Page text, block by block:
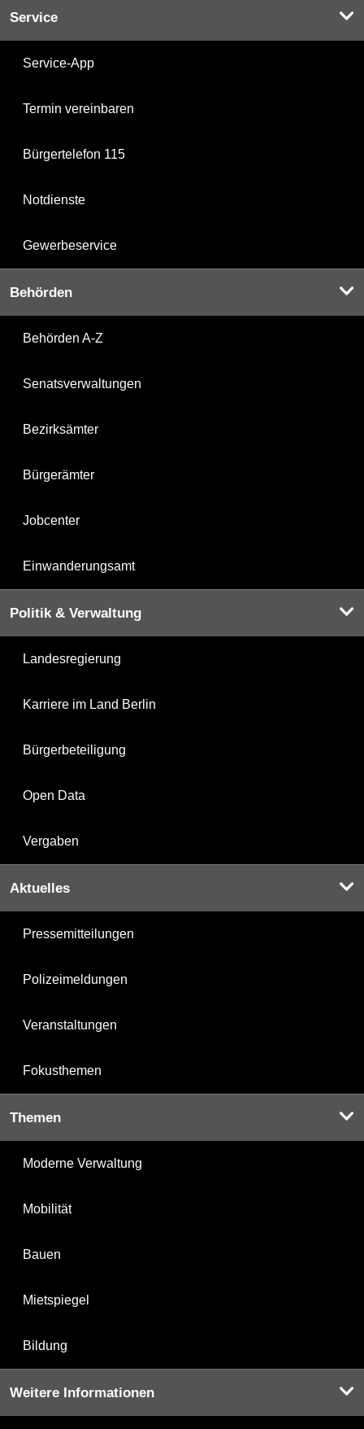
Service
Service-App
Termin vereinbaren
Bürgertelefon 115
Notdienste
Gewerbeservice
Behörden
Behörden A-Z
Senatsverwaltungen
Bezirksämter
Bürgerämter
Jobcenter
Einwanderungsamt
Politik & Verwaltung
Landesregierung
Karriere im Land Berlin
Bürgerbeteiligung
Open Data
Vergaben
Aktuelles
Pressemitteilungen
Polizeimeldungen
Veranstaltungen
Fokusthemen
Themen
Moderne Verwaltung
Mobilität
Bauen
Mietspiegel
Bildung
Weitere Informationen